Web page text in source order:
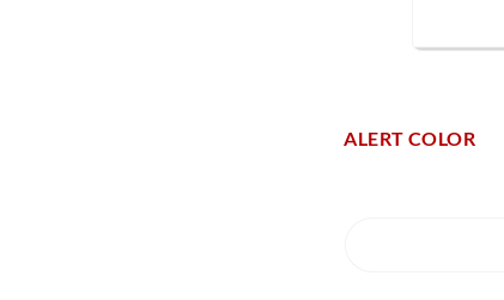
ALERT COLOR